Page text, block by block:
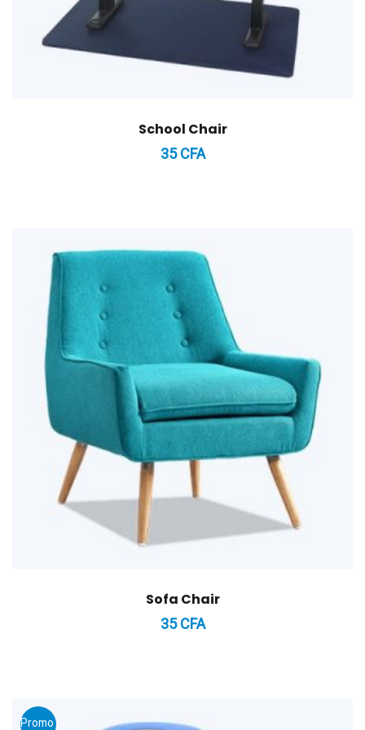
School Chair
35CFA
Sofa Chair
35CFA
Promo !